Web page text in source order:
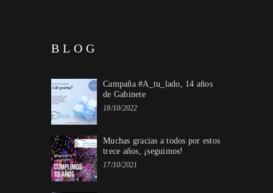
BLOG
Campaña #A_tu_lado, 14 años
de Gabinete
18/10/2022
Muchas gracias a todos por estos
trece años, ¡seguimos!
17/10/2021